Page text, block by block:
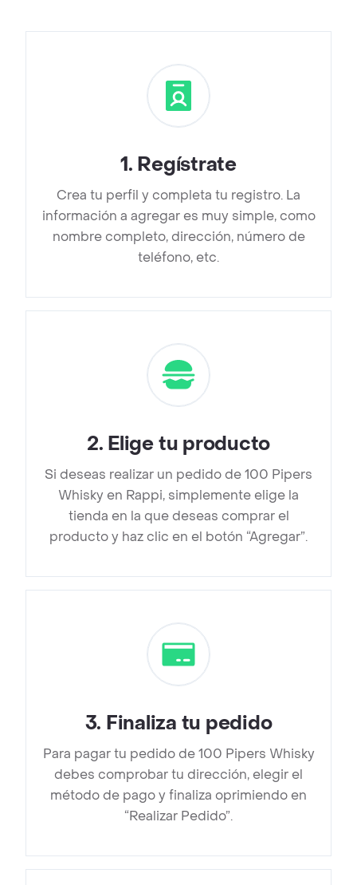
1. Regístrate
Crea tu perfil y completa tu registro. La
información a agregar es muy simple, como
nombre completo, dirección, número de
teléfono, etc.
2. Elige tu producto
Si deseas realizar un pedido de 100 Pipers
Whisky en Rappi, simplemente elige la
tienda en la que deseas comprar el
producto y haz clic en el botón “Agregar”.
3. Finaliza tu pedido
Para pagar tu pedido de 100 Pipers Whisky
debes comprobar tu dirección, elegir el
método de pago y finaliza oprimiendo en
“Realizar Pedido”.